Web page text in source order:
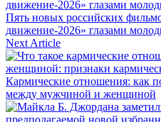
Пять новых российских
движение-2026» глазами
Next Article
Кармические отношения: как
между мужчиной и женщиной